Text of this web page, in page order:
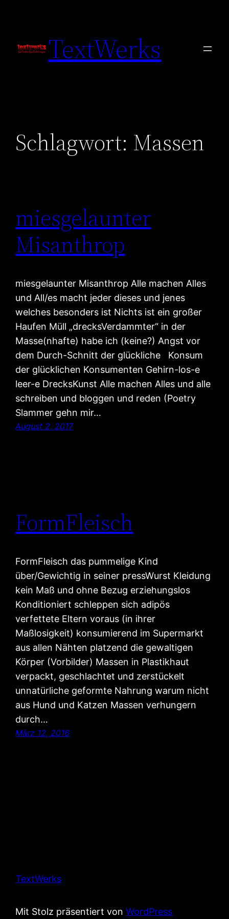
TextWerks
Schlagwort: Massen
miesgelaunter
Misanthrop
miesgelaunter Misanthrop Alle machen Alles
und All/es macht jeder dieses und jenes
welches besonders ist Nichts ist ein großer
Haufen Müll „drecksVerdammter“ in der
Masse(nhafte) habe ich (keine?) Angst vor
dem Durch-Schnitt der glückliche Konsum
der glücklichen Konsumenten Gehirn-los-e
leer-e DrecksKunst Alle machen Alles und alle
schreiben und bloggen und reden (Poetry
Slammer gehn mir…
August 2, 2017
FormFleisch
FormFleisch das pummelige Kind
über/Gewichtig in seiner pressWurst Kleidung
kein Maß und ohne Bezug erziehungslos
Konditioniert schleppen sich adipös
verfettete Eltern voraus (in ihrer
Maßlosigkeit) konsumierend im Supermarkt
aus allen Nähten platzend die gewaltigen
Körper (Vorbilder) Massen in Plastikhaut
verpackt, geschlachtet und zerstückelt
unnatürliche geformte Nahrung warum nicht
aus Hund und Katzen Massen verhungern
durch…
März 12, 2016
TextWerks
Mit Stolz präsentiert vonWordPress